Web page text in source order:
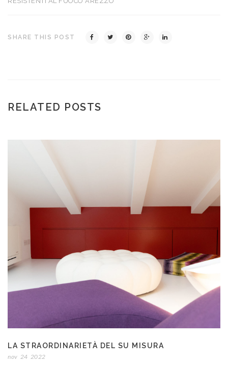
SHARE THIS POST
RELATED POSTS
LA STRAORDINARIETÀ DEL SU MISURA
nov 24 2022